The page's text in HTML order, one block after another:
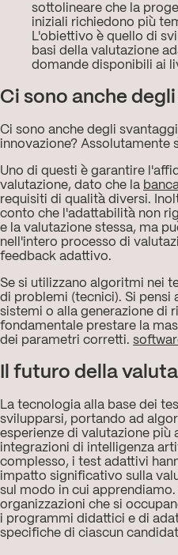
sottolineare che la
iniziali richiedono più
L'obiettivo è quello di
basi della valutazione
domande disponibili ai
Ci sono anche
Ci sono anche degli
innovazione? Assolutamente
Uno di questi è garantire
valutazione, dato che la
requisiti di qualità diversi.
conto che l'adattabilità non
e la valutazione stessa, ma
nell'intero processo di
feedback adattivo.
Se si utilizzano algoritmi nei
di problemi (tecnici). Si pensi
sistemi o alla generazione di
fondamentale prestare la
dei parametri corretti.
Il futuro della
La tecnologia alla base dei
svilupparsi, portando ad
esperienze di valutazione più
integrazioni di intelligenza
complesso, i test adattivi
impatto significativo sulla
sul modo in cui
organizzazioni che si
i programmi didattici e di
specifiche di ciascun